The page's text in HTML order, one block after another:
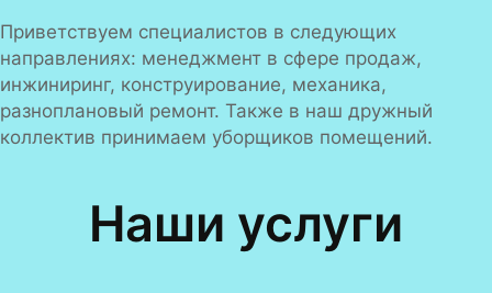
Приветствуем специалистов в следующих
направлениях: менеджмент в сфере продаж,
инжиниринг, конструирование, механика,
разноплановый ремонт. Также в наш дружный
коллектив принимаем уборщиков помещений.
Наши услуги